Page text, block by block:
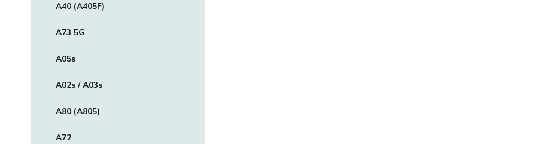
A40 (A405F)
A73 5G
A05s
A02s / A03s
A80 (A805)
A72